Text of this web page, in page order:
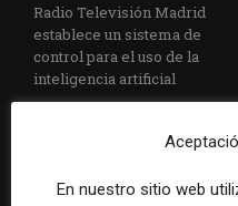
Radio Televisión Madrid
establece un sistema de
control para el uso de la
inteligencia artificial
En nuestro sitio web